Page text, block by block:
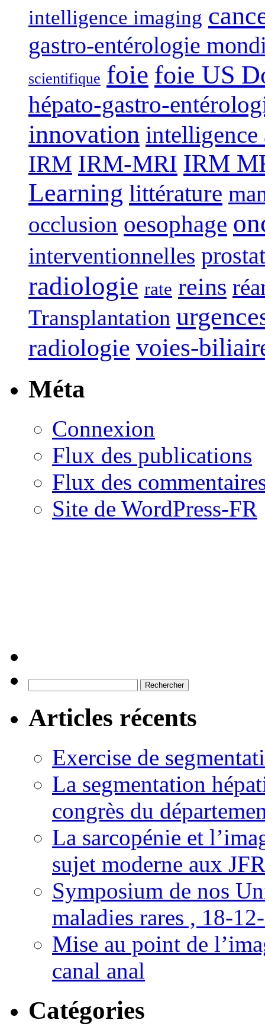
intelligence imaging
gastro-entérologie
scientifique foie foie US
hépato-gastro-
innovation
IRM IRM-MRI IRM
Learning littérature
occlusion oesophage
interventionnelles
radiologie rate reins
Transplantation
radiologie voies-
Méta
Connexion
Flux des publications
Flux des
Site de WordPress-FR
Articles récents
Exercise de
La segmentation
congrès du
La sarcopénie et
sujet moderne aux
Symposium de nos
maladies rares , 18-
Mise au point de
canal anal
Catégories